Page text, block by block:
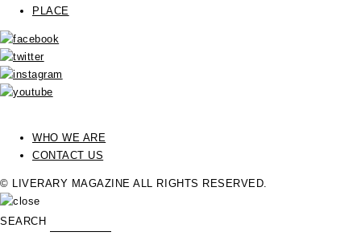
PLACE
WHO WE ARE
CONTACT US
© LIVERARY MAGAZINE ALL RIGHTS RESERVED.
SEARCH